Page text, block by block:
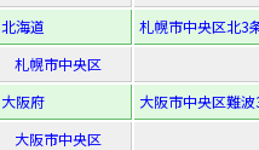
北海道
札幌市中央区北3
札幌市中央区
大阪府
大阪市中央区難
大阪市中央区